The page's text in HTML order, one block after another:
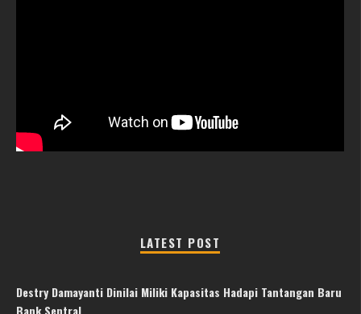
LATEST POST
Destry Damayanti Dinilai Miliki Kapasitas Hadapi Tantangan Baru
Bank Sentral